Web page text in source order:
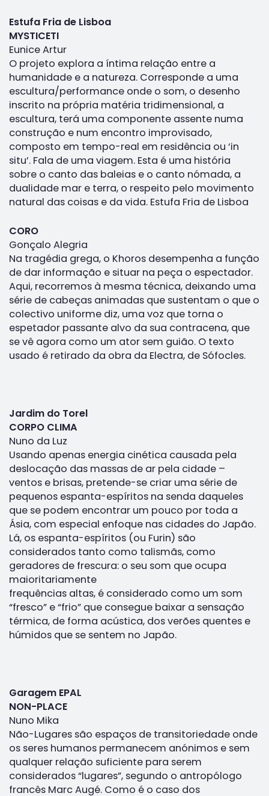
Estufa Fria de Lisboa
MYSTICETI
Eunice Artur
O projeto explora a íntima relação entre a
humanidade e a natureza. Corresponde a uma
escultura/performance onde o som, o desenho
inscrito na própria matéria tridimensional, a
escultura, terá uma componente assente numa
construção e num encontro improvisado,
composto em tempo-real em residência ou ‘in
situ’. Fala de uma viagem. Esta é uma história
sobre o canto das baleias e o canto nómada, a
dualidade mar e terra, o respeito pelo movimento
natural das coisas e da vida. Estufa Fria de Lisboa
CORO
Gonçalo Alegria
Na tragédia grega, o Khoros desempenha a função
de dar informação e situar na peça o espectador.
Aqui, recorremos à mesma técnica, deixando uma
série de cabeças animadas que sustentam o que o
colectivo uniforme diz, uma voz que torna o
espetador passante alvo da sua contracena, que
se vê agora como um ator sem guião. O texto
usado é retirado da obra da Electra, de Sófocles.
Jardim do Torel
CORPO CLIMA
Nuno da Luz
Usando apenas energia cinética causada pela
deslocação das massas de ar pela cidade –
ventos e brisas, pretende-se criar uma série de
pequenos espanta-espíritos na senda daqueles
que se podem encontrar um pouco por toda a
Ásia, com especial enfoque nas cidades do Japão.
Lá, os espanta-espíritos (ou Furin) são
considerados tanto como talismãs, como
geradores de frescura: o seu som que ocupa
maioritariamente
frequências altas, é considerado como um som
“fresco” e “frio” que consegue baixar a sensação
térmica, de forma acústica, dos verões quentes e
húmidos que se sentem no Japão.
Garagem EPAL
NON-PLACE
Nuno Mika
Não-Lugares são espaços de transitoriedade onde
os seres humanos permanecem anónimos e sem
qualquer relação suficiente para serem
considerados “lugares”, segundo o antropólogo
francês Marc Augé. Como é o caso dos